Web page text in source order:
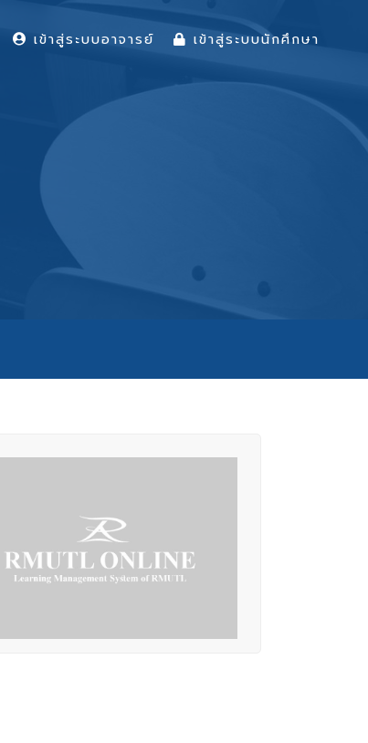
เข้าสู่ระบบอาจารย์ เข้าสู่ระบบนักศึกษา